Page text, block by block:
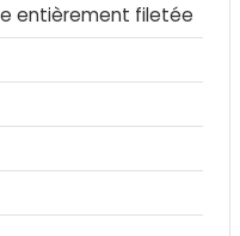
entièrement filetée